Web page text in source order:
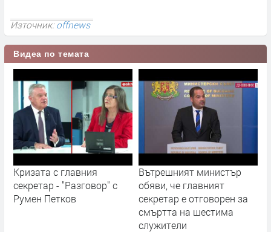
Източник:offnews
Видеа по темата
Кризата с главния
секретар - "Разговор" с
Румен Петков
Вътрешният министър
обяви, че главният
секретар е отговорен за
смъртта на шестима
служители